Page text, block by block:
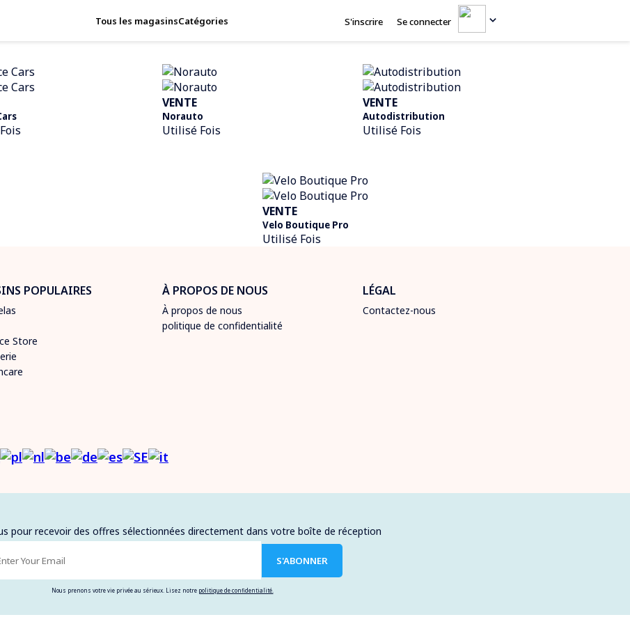
Tous les magasinsCatégories S'inscrire Se connecter
VENTE
Norauto
Utilisé Fois
VENTE
Autodistribution
Utilisé Fois
VENTE
Velo Boutique Pro
Utilisé Fois
POPULAIRES
Store
À PROPOS DE NOUS
À propos de nous
politique de confidentialité
LÉGAL
Contactez-nous
pour recevoir des offres sélectionnées directement dans votre boîte de réception
S'ABONNER
Nous prenons votre vie privée au sérieux. Lisez notre politique de confidentialité.